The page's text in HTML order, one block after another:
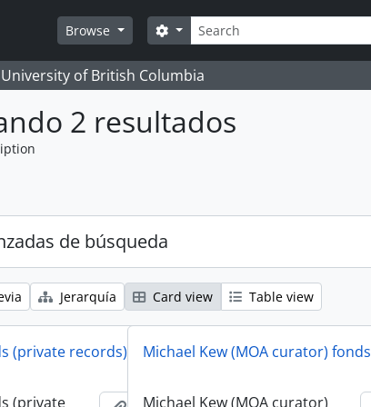
Browse
Búsqueda
Search options
of British Columbia
2 resultados
de búsqueda
Jerarquía Card view Table view
(private records)
(private
Michael Kew (MOA curator) fonds
Michael Kew (MOA curator)